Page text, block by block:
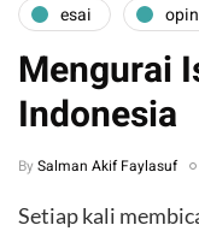
esai
Mengurai
Indonesia
By Salman Akif Faylasuf
Setiap kali